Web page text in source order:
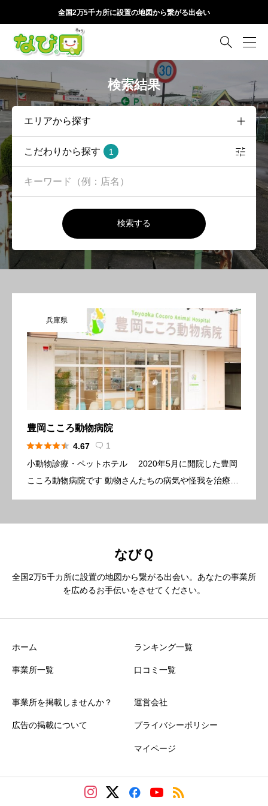
全国2万5千カ所に設置の地図から繋がる出会い

検索結果
こだわりから探す 1
検索する
兵庫県
豊岡こころ動物病院
 4.67  1
小動物診療・ペットホテル 2020年5月に開院した豊岡
こころ動物病院です 動物さんたちの病気や怪我を治療す
るだけでなく、飼い主様の心のケアもできるような病院
なびＱ
全国2万5千カ所に設置の地図から繋がる出会い。あなたの事業所
を広めるお手伝いをさせてください。
ホーム
事業所一覧
ランキング一覧
口コミ一覧
事業所を掲載しませんか？
広告の掲載について
運営会社
プライバシーポリシー
マイページ